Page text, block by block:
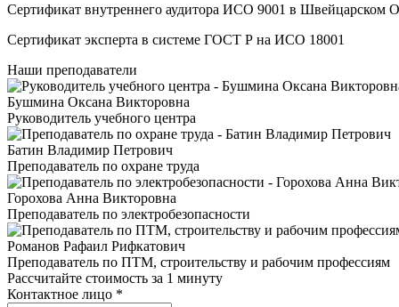
Сертификат внутреннего аудитора ИСО 9001 в Швейцарском
Сертификат эксперта в системе ГОСТ Р на ИСО 18001
Наши преподаватели
Бушмина Оксана Викторовна
Руководитель учебного центра
Батин Владимир Петрович
Преподаватель по охране труда
Горохова Анна Викторовна
Преподаватель по электробезопасности
Романов Рафаил Рифкатович
Преподаватель по ПТМ, строительству и рабочим профессиям
Рассчитайте стоимость за 1 минуту
Контактное лицо *